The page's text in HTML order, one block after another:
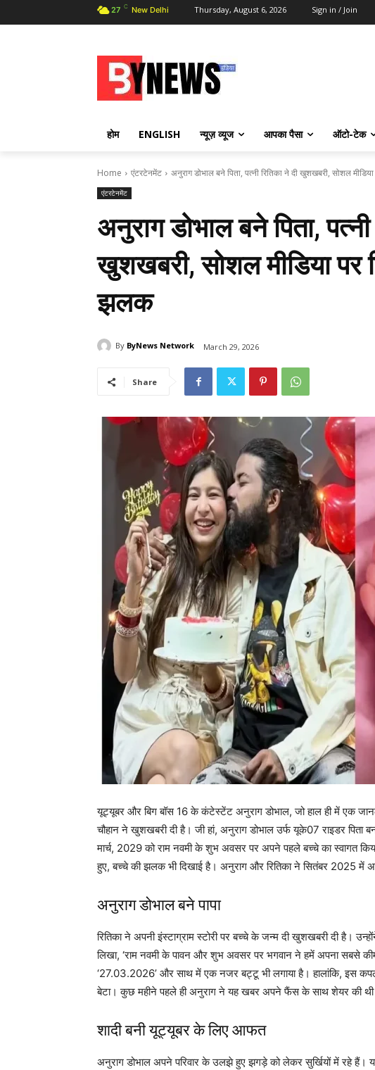
27 C New Delhi Thursday, August 6, 2026 Sign in / Join
होम ENGLISH न्यूज़ व्यूज आपका पैसा ऑटो-टेक
Home एंटरटेनमेंट अनुराग डोभाल बने पिता, पत्नी रितिका ने दी खुशखबरी, सोशल
एंटरटेनमेंट
अनुराग डोभाल बने पिता, पत्नी
खुशखबरी, सोशल मीडिया पर
झलक
By ByNews Network March 29, 2026
Share
यूट्यूबर और बिग बॉस 16 के कंटेस्टेंट अनुराग डोभाल, जो हाल ही में एक
चौहान ने खुशखबरी दी है। जी हां, अनुराग डोभाल उर्फ ​​यूके07 राइडर पिता
मार्च, 2029 को राम नवमी के शुभ अवसर पर अपने पहले बच्चे का स्वागत
हुए, बच्चे की झलक भी दिखाई है। अनुराग और रितिका ने सितंबर 2025 में
अनुराग डोभाल बने पापा
रितिका ने अपनी इंस्टाग्राम स्टोरी पर बच्चे के जन्म दी खुशखबरी दी है।
लिखा, ‘राम नवमी के पावन और शुभ अवसर पर भगवान ने हमें अपना सबसे
‘27.03.2026’ और साथ में एक नजर बट्टू भी लगाया है। हालांकि, इस
बेटा। कुछ महीने पहले ही अनुराग ने यह खबर अपने फैंस के साथ शेयर की
शादी बनी यूट्यूबर के लिए आफत
अनुराग डोभाल अपने परिवार के उलझे हुए झगड़े को लेकर सुर्खियों में रहे